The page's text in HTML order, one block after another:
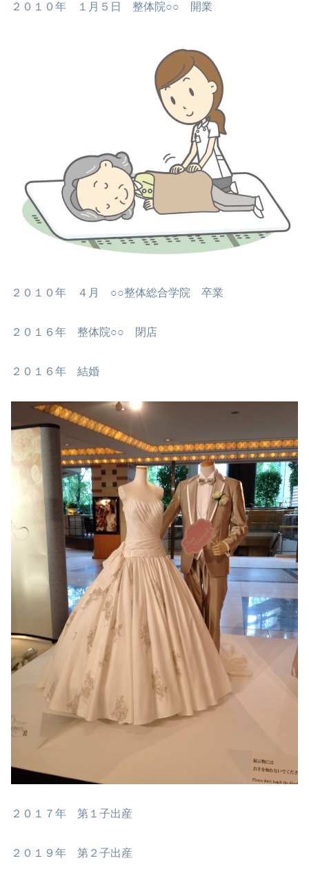
２０１０年 １月５日 整体院○○ 開業
２０１０年 ４月 ○○整体総合学院 卒業
２０１６年 整体院○○ 閉店
２０１６年 結婚
２０１７年 第１子出産
２０１９年 第２子出産